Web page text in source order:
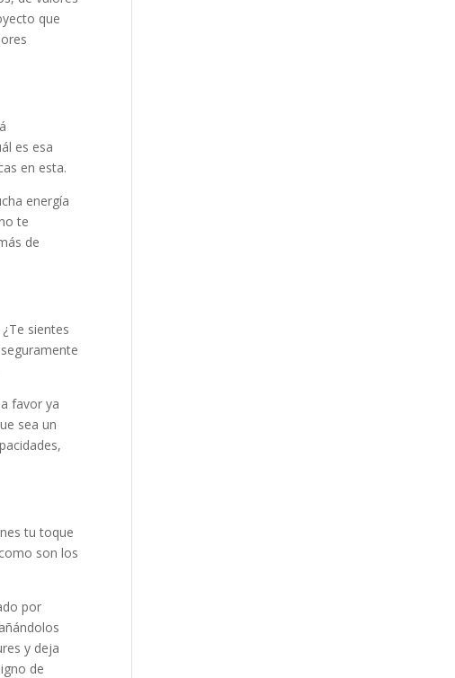
que
es esa
en esta.
energía
te
de
sientes
favor ya
sea un
tu toque
son los
por
y deja
de